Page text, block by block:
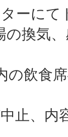
ーに
の換気
の飲食
止、内